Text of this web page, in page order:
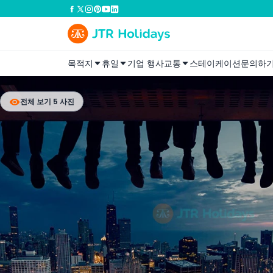
목적지 휴일 기업 행사교통 스테이케이션문의하
전체 보기 5 사진